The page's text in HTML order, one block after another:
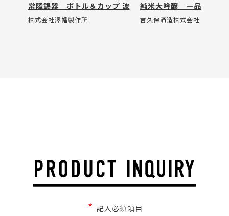
常陸錫器 ボトル＆カップ 波
株式会社澤幡製作所
純米大吟醸 一品
吉久保酒造株式会社
* 記入必須項目